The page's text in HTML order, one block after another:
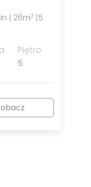
| 26m2 |5
Piętro
5